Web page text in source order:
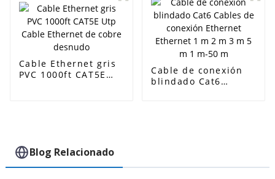
Cable Ethernet gris
PVC 1000ft CAT5E
Cable de conexión
blindado Cat6
Blog Relacionado